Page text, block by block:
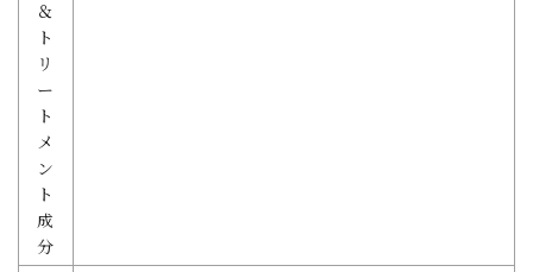
＆
ト
リ
ー
ト
メ
ン
ト
成
分